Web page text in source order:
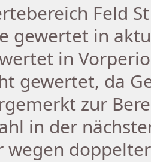
Feld
gewertet in
in
gewertet, da
zur
in der
wegen